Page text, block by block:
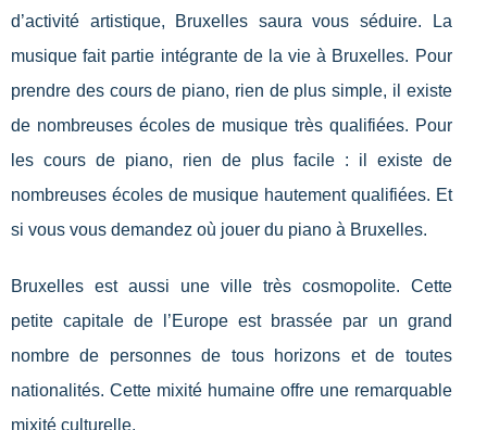
d’activité artistique, Bruxelles saura vous séduire. La
musique fait partie intégrante de la vie à Bruxelles. Pour
prendre des cours de piano, rien de plus simple, il existe
de nombreuses écoles de musique très qualifiées. Pour
les cours de piano, rien de plus facile : il existe de
nombreuses écoles de musique hautement qualifiées. Et
si vous vous demandez où jouer du piano à Bruxelles.
Bruxelles est aussi une ville très cosmopolite. Cette
petite capitale de l’Europe est brassée par un grand
nombre de personnes de tous horizons et de toutes
nationalités. Cette mixité humaine offre une remarquable
mixité culturelle.